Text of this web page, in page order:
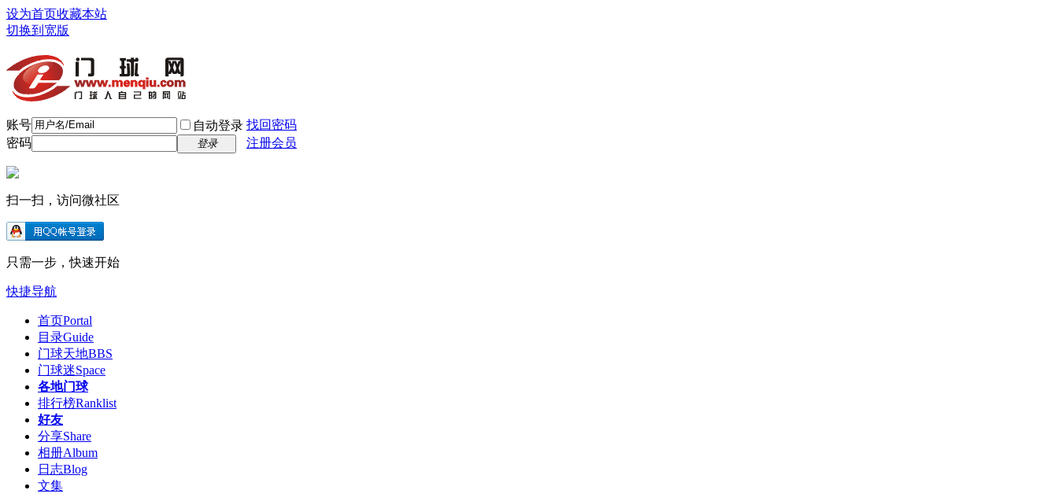
设为首页收藏本站
切换到宽版
账号 自动登录 找回密码
密码
登录 注册会员
扫一扫，访问微社区
只需一步，快速开始
快捷导航
首页Portal
目录Guide
门球天地BBS
门球迷Space
各地门球
排行榜Ranklist
好友
分享Share
相册Album
日志Blog
文集